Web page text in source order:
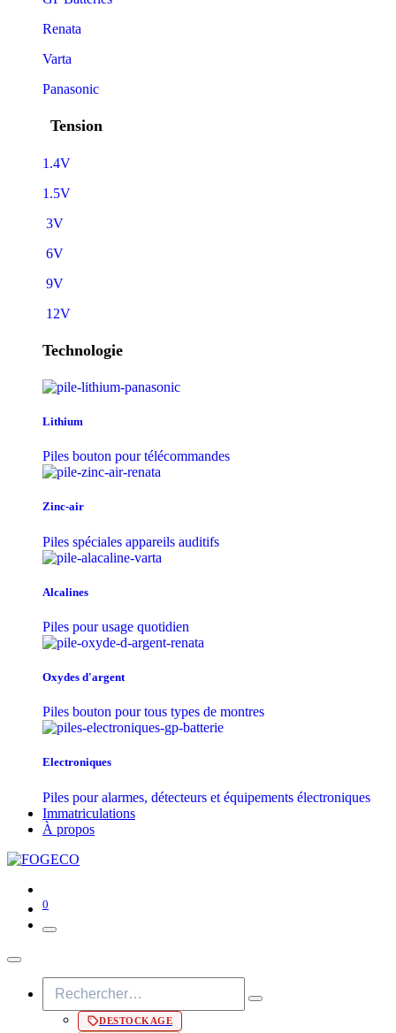
Renata
Varta
Panasonic
Tension
1.4V
1.5V
3V
6V
9V
12V
Technologie
Lithium
Piles bouton pour télécommandes
Zinc-air
Piles spéciales appareils auditifs
Alcalines
Piles pour usage quotidien
Oxydes d'argent
Piles bouton pour tous types de montres
Electroniques
Piles pour alarmes, détecteurs et équipements électroniques
Immatriculations
À propos
0
DESTOCKAGE